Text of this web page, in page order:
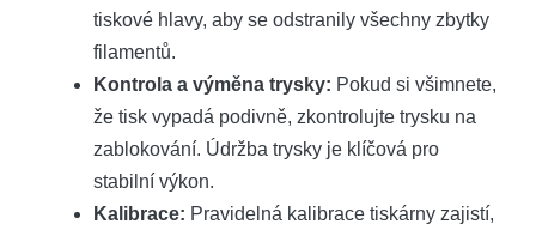
tiskové hlavy, aby se odstranily všechny zbytky
filamentů.
Kontrola a výměna trysky: Pokud si všimnete,
že tisk vypadá podivně, zkontrolujte trysku na
zablokování. Údržba trysky je klíčová pro
stabilní výkon.
Kalibrace: Pravidelná kalibrace tiskárny zajistí,